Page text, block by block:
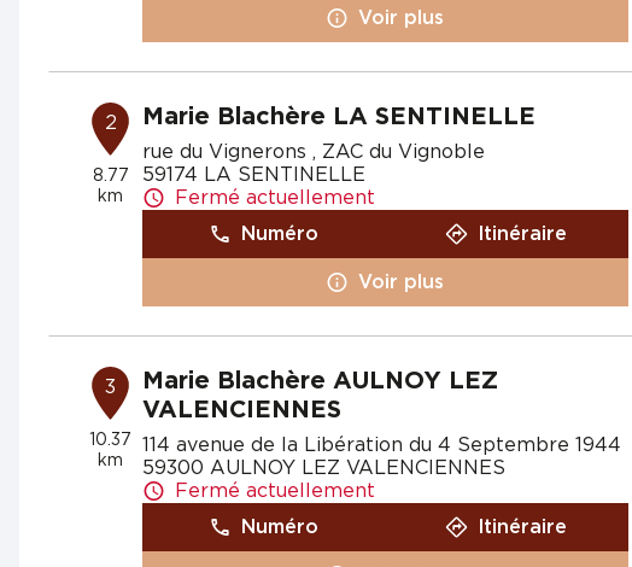
Voir plus
2
8.77
km
Marie Blachère LA SENTINELLE
rue du Vignerons , ZAC du Vignoble
59174 LA SENTINELLE
Fermé actuellement
Numéro
Itinéraire
Voir plus
3
10.37
km
Marie Blachère AULNOY LEZ
VALENCIENNES
114 avenue de la Libération du 4 Septembre 1944
59300 AULNOY LEZ VALENCIENNES
Fermé actuellement
Numéro
Itinéraire